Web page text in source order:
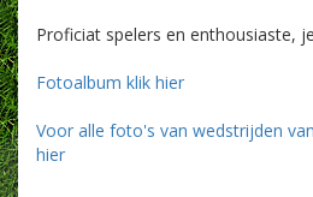
Proficiat spelers en enthousiaste,
Fotoalbum klik hier
Voor alle foto's van wedstrijden
hier